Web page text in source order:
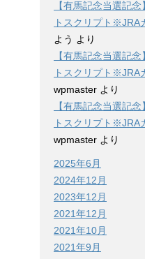
【有馬記念当選記
トスクリプト※JRA
よう より
【有馬記念当選記
トスクリプト※JRA
wpmaster より
【有馬記念当選記
トスクリプト※JRA
wpmaster より
2025年6月
2024年12月
2023年12月
2021年12月
2021年10月
2021年9月